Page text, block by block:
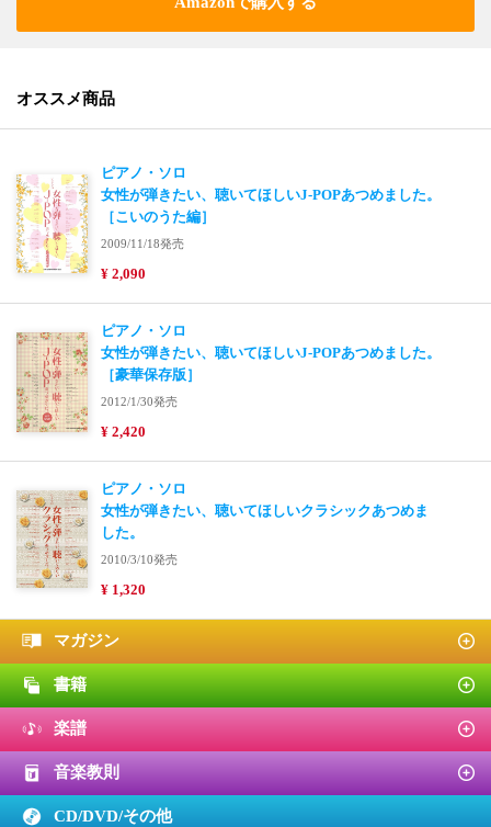
オススメ商品
ピアノ・ソロ
女性が弾きたい、聴いてほしいJ-POPあつめました。
［こいのうた編］
2009/11/18発売
¥ 2,090
ピアノ・ソロ
女性が弾きたい、聴いてほしいJ-POPあつめました。
［豪華保存版］
2012/1/30発売
¥ 2,420
ピアノ・ソロ
女性が弾きたい、聴いてほしいクラシックあつめま
した。
2010/3/10発売
¥ 1,320
マガジン
書籍
楽譜
音楽教則
CD/DVD/その他